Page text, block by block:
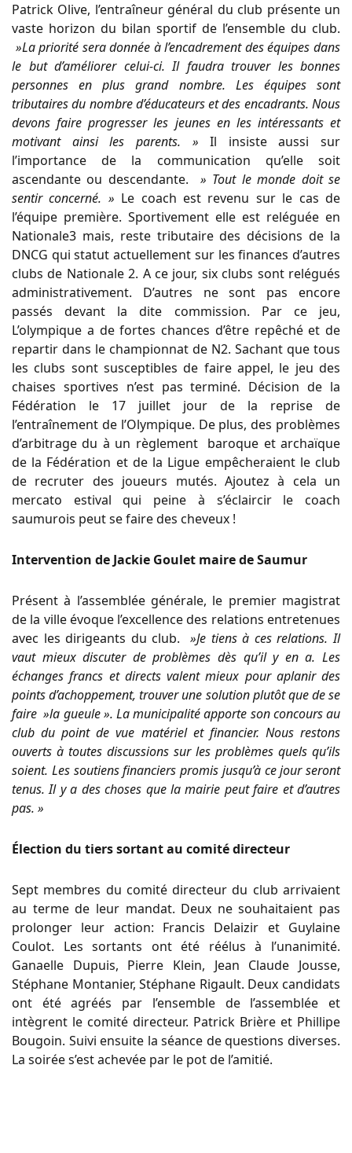
Patrick Olive, l’entraîneur général du club présente un
vaste horizon du bilan sportif de l’ensemble du club.
»La priorité sera donnée à l’encadrement des équipes dans
le but d’améliorer celui-ci. Il faudra trouver les bonnes
personnes en plus grand nombre. Les équipes sont
tributaires du nombre d’éducateurs et des encadrants. Nous
devons faire progresser les jeunes en les intéressants et
motivant ainsi les parents. » Il insiste aussi sur
l’importance de la communication qu’elle soit
ascendante ou descendante.
» Tout le monde doit se
sentir concerné. » Le coach est revenu sur le cas de
l’équipe première. Sportivement elle est reléguée en
Nationale3 mais, reste tributaire des décisions de la
DNCG qui statut actuellement sur les finances d’autres
clubs de Nationale 2. A ce jour, six clubs sont relégués
administrativement. D’autres ne sont pas encore
passés devant la dite commission. Par ce jeu,
L’olympique a de fortes chances d’être repêché et de
repartir dans le championnat de N2. Sachant que tous
les clubs sont susceptibles de faire appel, le jeu des
chaises sportives n’est pas terminé. Décision de la
Fédération le 17 juillet jour de la reprise de
l’entraînement de l’Olympique. De plus, des problèmes
d’arbitrage du à un règlement baroque et archaïque
de la Fédération et de la Ligue empêcheraient le club
de recruter des joueurs mutés. Ajoutez à cela un
mercato estival qui peine à s’éclaircir le coach
saumurois peut se faire des cheveux !
Intervention de Jackie Goulet maire de Saumur
Présent à l’assemblée générale, le premier magistrat
de la ville évoque l’excellence des relations entretenues
avec les dirigeants du club.
»Je tiens à ces relations. Il
vaut mieux discuter de problèmes dès qu’il y en a. Les
échanges francs et directs valent mieux pour aplanir des
points d’achoppement, trouver une solution plutôt que de se
faire »la gueule ». La municipalité apporte son concours au
club du point de vue matériel et financier. Nous restons
ouverts à toutes discussions sur les problèmes quels qu’ils
soient. Les soutiens financiers promis jusqu’à ce jour seront
tenus. Il y a des choses que la mairie peut faire et d’autres
pas. »
Élection du tiers sortant au comité directeur
Sept membres du comité directeur du club arrivaient
au terme de leur mandat. Deux ne souhaitaient pas
prolonger leur action: Francis Delaizir et Guylaine
Coulot. Les sortants ont été réélus à l’unanimité.
Ganaelle Dupuis, Pierre Klein, Jean Claude Jousse,
Stéphane Montanier, Stéphane Rigault. Deux candidats
ont été agréés par l’ensemble de l’assemblée et
intègrent le comité directeur. Patrick Brière et Phillipe
Bougoin. Suivi ensuite la séance de questions diverses.
La soirée s’est achevée par le pot de l’amitié.